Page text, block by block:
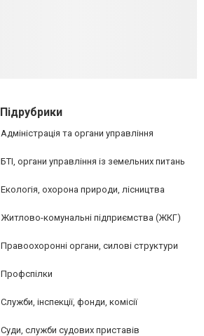
Підрубрики
Адміністрація та органи управління
БТІ, органи управління із земельних питань
Екологія, охорона природи, лісництва
Житлово-комунальні підприємства (ЖКГ)
Правоохоронні органи, силові структури
Профспілки
Служби, інспекції, фонди, комісії
Суди, служби судових приставів